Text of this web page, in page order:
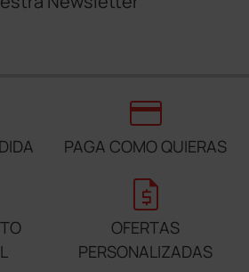
credit_card
PAGA COMO QUIERAS
request_quote
OFERTAS
PERSONALIZADAS